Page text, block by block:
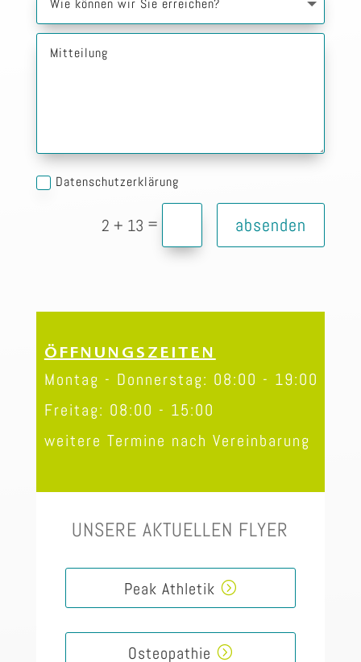
Datenschutzerklärung
2 + 13 = absenden
ÖFFNUNGSZEITEN
Montag - Donnerstag: 08:00 - 19:00
Freitag: 08:00 - 15:00
weitere Termine nach Vereinbarung
UNSERE AKTUELLEN FLYER
Peak Athletik
Osteopathie